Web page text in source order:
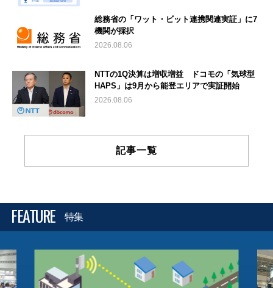
総務省の「ワット・ビット連携関連実証」に7
機関が採択
2026.08.06
NTTの1Q決算は増収増益 ドコモの「気球型
HAPS」は9月から能登エリアで実証開始
2026.08.06
記事一覧
FEATURE 特集